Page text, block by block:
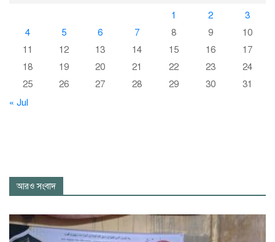
1
2
3
4
5 6 7 8 9
10
11
12 13 14 15 16
17
18
19 20 21 22 23
24
25
26 27 28 29 30
31
« Jul
আরও সংবাদ